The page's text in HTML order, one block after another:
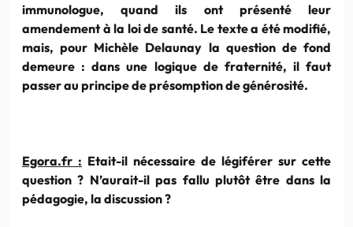
immunologue, quand ils ont présenté leur
amendement à la loi de santé. Le texte a été modifié,
mais, pour Michèle Delaunay la question de fond
demeure : dans une logique de fraternité, il faut
passer au principe de présomption de générosité.
Egora.fr : Etait-il nécessaire de légiférer sur cette
question ? N’aurait-il pas fallu plutôt être dans la
pédagogie, la discussion ?